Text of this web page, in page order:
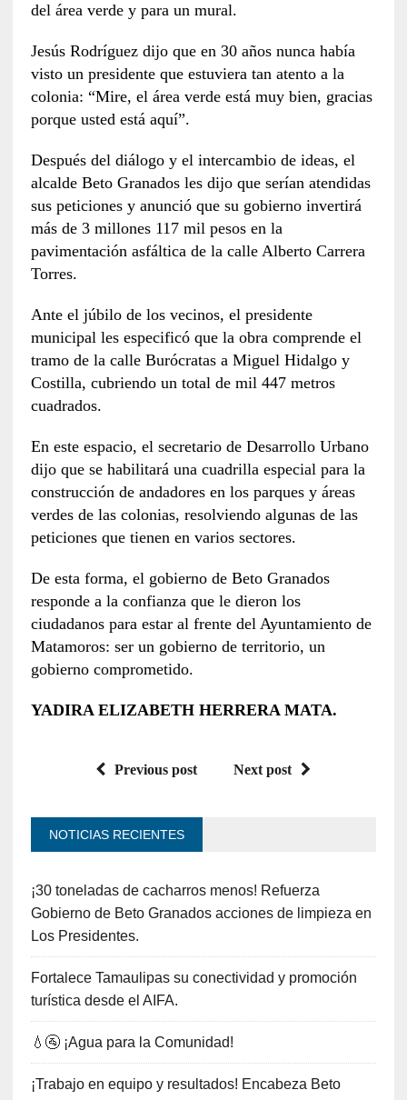
del área verde y para un mural.
Jesús Rodríguez dijo que en 30 años nunca había
visto un presidente que estuviera tan atento a la
colonia: “Mire, el área verde está muy bien, gracias
porque usted está aquí”.
Después del diálogo y el intercambio de ideas, el
alcalde Beto Granados les dijo que serían atendidas
sus peticiones y anunció que su gobierno invertirá
más de 3 millones 117 mil pesos en la
pavimentación asfáltica de la calle Alberto Carrera
Torres.
Ante el júbilo de los vecinos, el presidente
municipal les especificó que la obra comprende el
tramo de la calle Burócratas a Miguel Hidalgo y
Costilla, cubriendo un total de mil 447 metros
cuadrados.
En este espacio, el secretario de Desarrollo Urbano
dijo que se habilitará una cuadrilla especial para la
construcción de andadores en los parques y áreas
verdes de las colonias, resolviendo algunas de las
peticiones que tienen en varios sectores.
De esta forma, el gobierno de Beto Granados
responde a la confianza que le dieron los
ciudadanos para estar al frente del Ayuntamiento de
Matamoros: ser un gobierno de territorio, un
gobierno comprometido.
YADIRA ELIZABETH HERRERA MATA.
Previous post Next post
NOTICIAS RECIENTES
¡30 toneladas de cacharros menos! Refuerza
Gobierno de Beto Granados acciones de limpieza en
Los Presidentes.
Fortalece Tamaulipas su conectividad y promoción
turística desde el AIFA.
💧🚰 ¡Agua para la Comunidad!
¡Trabajo en equipo y resultados! Encabeza Beto